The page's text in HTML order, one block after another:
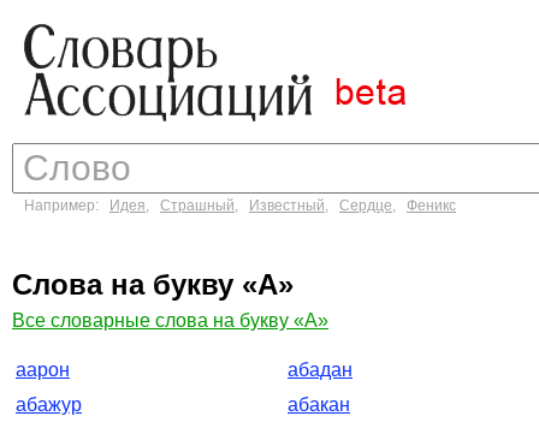
Например: Идея, Страшный, Известный, Сердце, Феникс
Слова на букву «А»
Все словарные слова на букву «А»
аарон
абадан
абажур
абакан